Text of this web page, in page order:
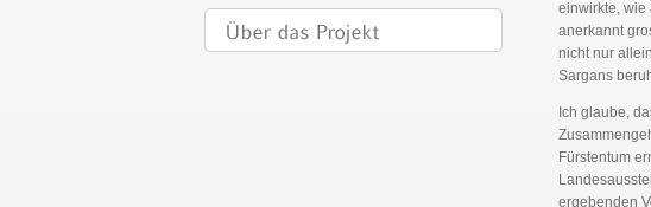
einwirkte, wie
anerkannt
nicht nur
Sargans
Ich glaube,
Fürstentum
ergebenden